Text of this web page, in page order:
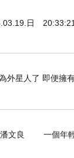
趴活動。
有想到呢?
日
外星人了 即便擁
墨客，在